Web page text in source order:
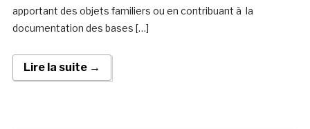
apportant des objets familiers ou en contribuant à la
documentation des bases […]
Lire la suite →